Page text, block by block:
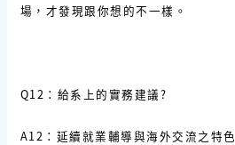
場，才發現跟你想的不一樣。
Q12：給系上的實務建議?
A12：延續就業輔導與海外交流之特色